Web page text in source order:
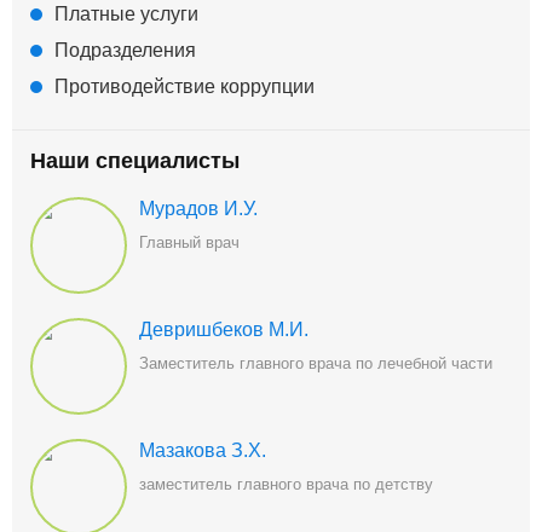
Платные услуги
Подразделения
Противодействие коррупции
Наши специалисты
Мурадов И.У.
Главный врач
Девришбеков М.И.
Заместитель главного врача по лечебной части
Мазакова З.Х.
заместитель главного врача по детству